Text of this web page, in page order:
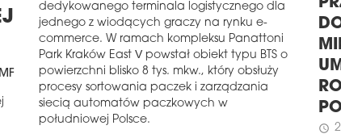
dedykowanego terminala logistycznego dla
jednego z wiodących graczy na rynku e-
commerce. W ramach kompleksu Panattoni
Park Kraków East V powstał obiekt typu BTS o
powierzchni blisko 8 tys. mkw., który obsłuży
procesy sortowania paczek i zarządzania
siecią automatów paczkowych w
południowej Polsce.
schedule